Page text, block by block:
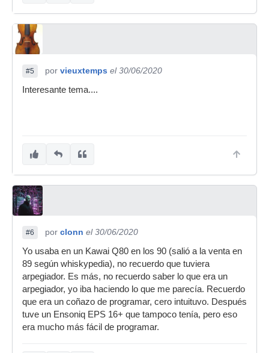
#5 por vieuxtemps el 30/06/2020
Interesante tema....
#6 por clonn el 30/06/2020
Yo usaba en un Kawai Q80 en los 90 (salió a la venta en
89 según whiskypedia), no recuerdo que tuviera
arpegiador. Es más, no recuerdo saber lo que era un
arpegiador, yo iba haciendo lo que me parecía. Recuerdo
que era un coñazo de programar, cero intuituvo. Después
tuve un Ensoniq EPS 16+ que tampoco tenía, pero eso
era mucho más fácil de programar.